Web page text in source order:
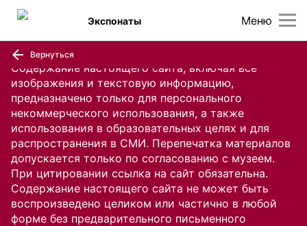
Содержание настоящего сайта, включая все
изображения и текстовую информацию,
предназначено только для персонального
некоммерческого использования, а также
использования в образовательных целях и для
распространения в СМИ. Перепечатка материалов
допускается только по согласованию с музеем.
При цитировании ссылка на сайт обязательна.
Содержание настоящего сайта не может быть
воспроизведено целиком или частично в любой
форме без предварительного письменного
Меню
Экспонаты
Вернуться